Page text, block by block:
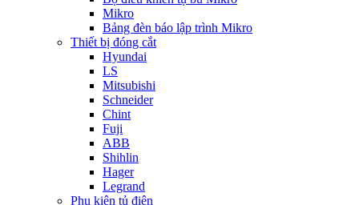
Mikro
Bảng đèn báo lập trình Mikro
Thiết bị đóng cắt
Hyundai
LS
Mitsubishi
Schneider
Chint
Fuji
ABB
Shihlin
Hager
Legrand
Phụ kiện tủ điện